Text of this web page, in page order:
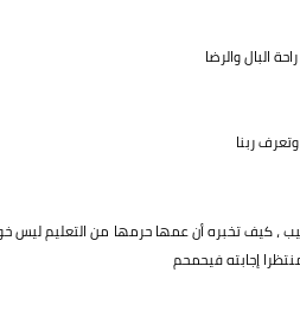
البال والرضا
ربنا
، كيف تخبره أن عمها حرمها من التعليم ليس
إجابته فيحمحم